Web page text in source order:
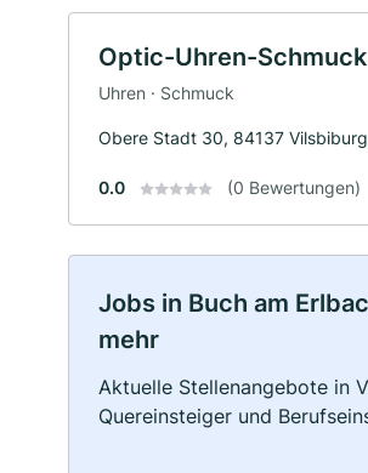
Optic-Uhren-
Uhren · Schmuck
Obere Stadt 30, 84137 Vilsbiburg
0.0 (0 Bewertungen)
Jobs in Buch am
mehr
Aktuelle Stellenangebote in
Quereinsteiger und